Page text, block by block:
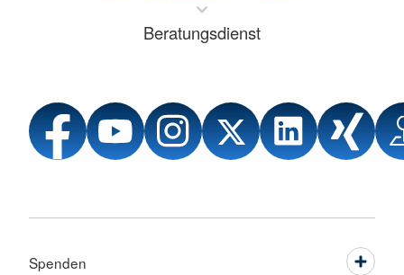
Beratungsdienst
Spenden